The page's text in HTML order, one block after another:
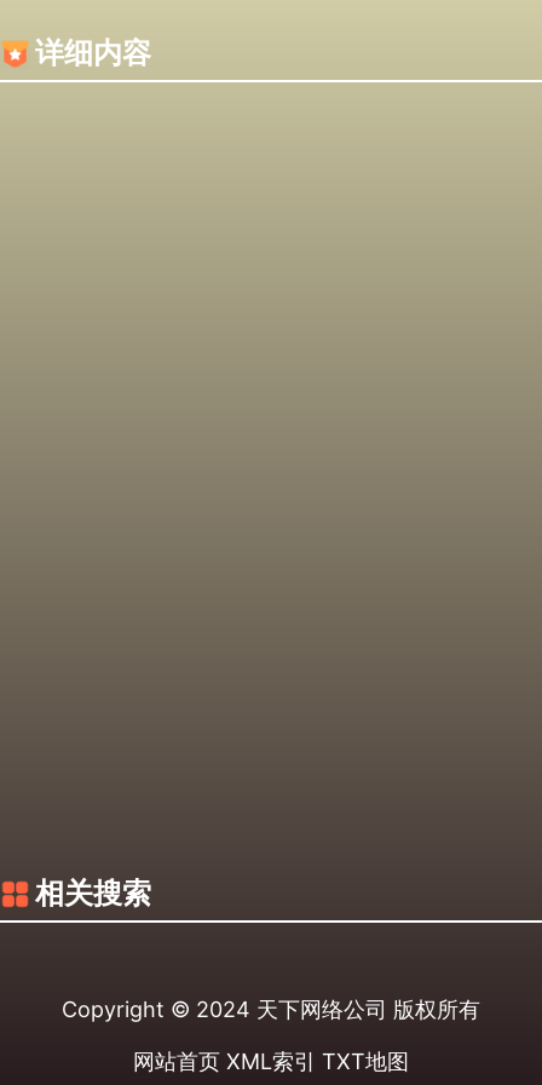
详细内容
相关搜索
Copyright © 2024 天下网络公司 版权所有
网站首页 XML索引 TXT地图